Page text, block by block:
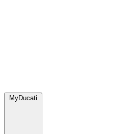
MyDucati